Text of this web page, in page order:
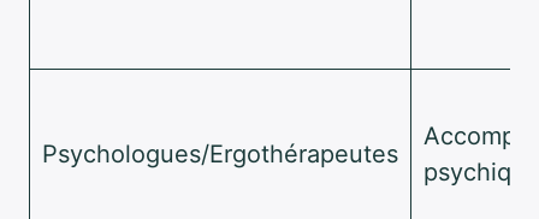
Psychologues/Ergothérapeutes
psychique